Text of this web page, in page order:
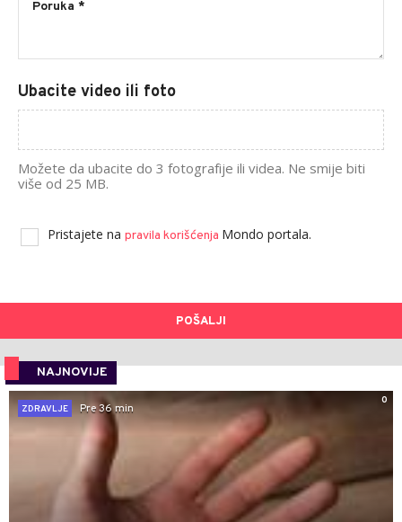
Ubacite video ili foto
Možete da ubacite do 3 fotografije ili videa. Ne smije biti
više od 25 MB.
Pristajete na pravila korišćenja Mondo portala.
POŠALJI
NAJNOVIJE
0
ZDRAVLJE
Pre 36 min